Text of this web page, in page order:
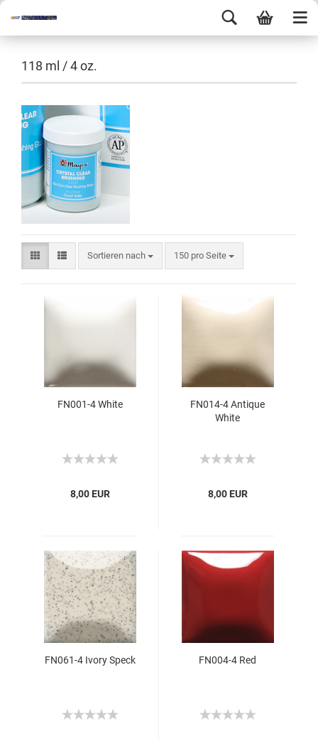
118 ml / 4 oz.
Sortieren nach 150 pro Seite
FN001-4 White
8,00 EUR
FN014-4 Antique
White
8,00 EUR
FN061-4 Ivory Speck FN004-4 Red